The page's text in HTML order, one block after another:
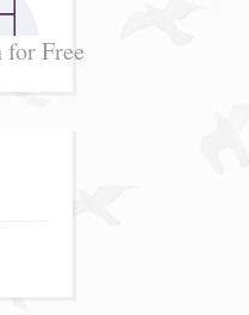
for Free